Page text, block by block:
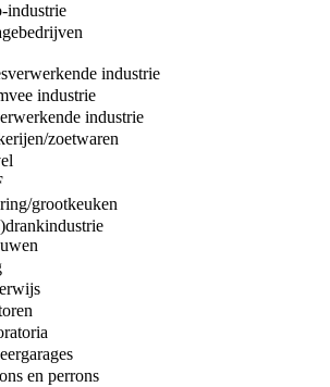
industrie
industrie
industrie
industrie
zoetwaren
grootkeuken
en perrons